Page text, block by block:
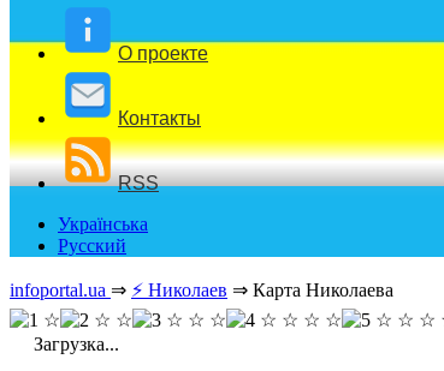
О проекте
Контакты
RSS
Українська
Русский
infoportal.ua ⇒ ⚡ Николаев ⇒ Карта Николаева
Загрузка...